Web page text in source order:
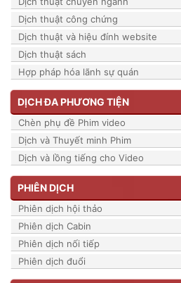
Dịch thuật công chứng
Dịch thuật và hiệu đính website
Dịch thuật sách
Hợp pháp hóa lãnh sự quán
DỊCH ĐA PHƯƠNG TIỆN
Chèn phụ đề Phim video
Dịch và Thuyết minh Phim
Dịch và lồng tiếng cho Video
PHIÊN DỊCH
Phiên dịch hội thảo
Phiên dịch Cabin
Phiên dịch nối tiếp
Phiên dịch đuổi